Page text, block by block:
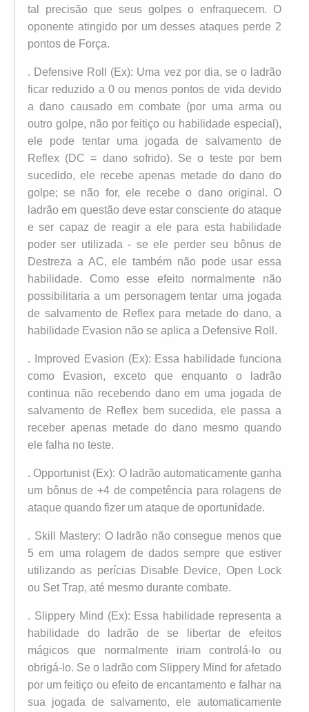
tal precisão que seus golpes o enfraquecem. O
oponente atingido por um desses ataques perde 2
pontos de Força.
. Defensive Roll (Ex): Uma vez por dia, se o ladrão
ficar reduzido a 0 ou menos pontos de vida devido
a dano causado em combate (por uma arma ou
outro golpe, não por feitiço ou habilidade especial),
ele pode tentar uma jogada de salvamento de
Reflex (DC = dano sofrido). Se o teste por bem
sucedido, ele recebe apenas metade do dano do
golpe; se não for, ele recebe o dano original. O
ladrão em questão deve estar consciente do ataque
e ser capaz de reagir a ele para esta habilidade
poder ser utilizada - se ele perder seu bônus de
Destreza a AC, ele também não pode usar essa
habilidade. Como esse efeito normalmente não
possibilitaria a um personagem tentar uma jogada
de salvamento de Reflex para metade do dano, a
habilidade Evasion não se aplica a Defensive Roll.
. Improved Evasion (Ex): Essa habilidade funciona
como Evasion, exceto que enquanto o ladrão
continua não recebendo dano em uma jogada de
salvamento de Reflex bem sucedida, ele passa a
receber apenas metade do dano mesmo quando
ele falha no teste.
. Opportunist (Ex): O ladrão automaticamente ganha
um bônus de +4 de competência para rolagens de
ataque quando fizer um ataque de oportunidade.
. Skill Mastery: O ladrão não consegue menos que
5 em uma rolagem de dados sempre que estiver
utilizando as perícias Disable Device, Open Lock
ou Set Trap, até mesmo durante combate.
. Slippery Mind (Ex): Essa habilidade representa a
habilidade do ladrão de se libertar de efeitos
mágicos que normalmente iriam controlá-lo ou
obrigá-lo. Se o ladrão com Slippery Mind for afetado
por um feitiço ou efeito de encantamento e falhar na
sua jogada de salvamento, ele automaticamente